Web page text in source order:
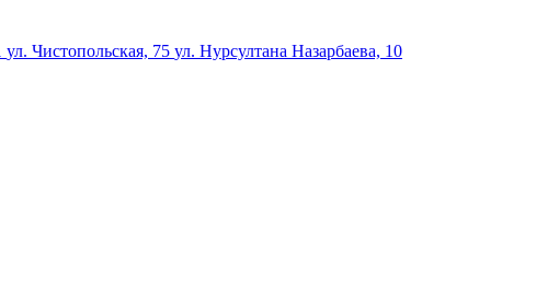
ул. Чистопольская, 75 ул. Нурсултана Назарбаева, 10